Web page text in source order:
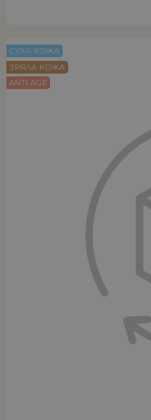
СУХА КОЖА
ЗРЯЛА КОЖА
ANTI AGE